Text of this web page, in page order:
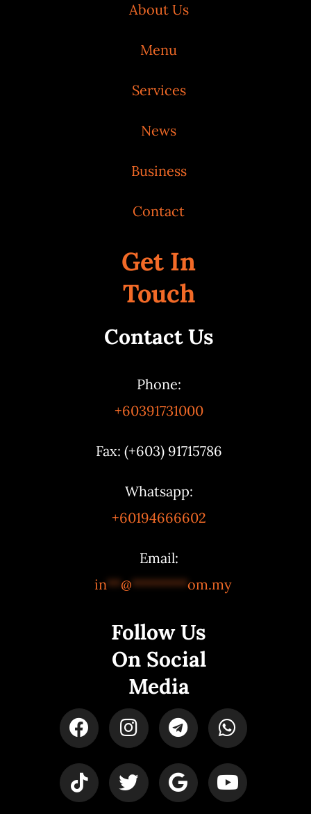
About Us
Menu
Services
News
Business
Contact
Get In
Touch
Contact Us
Phone:
+60391731000
Fax: (+603) 91715786
Whatsapp:
+60194666602
Email:
in**@********om.my
Follow Us
On Social
Media